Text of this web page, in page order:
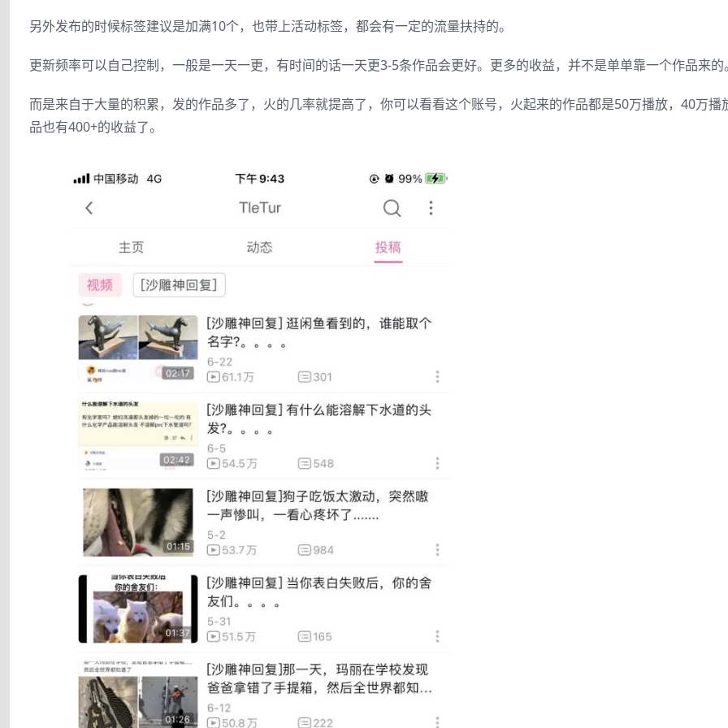
另外发布的时候标签建议是加满10个，也带上活动标签，都会有一定的流量扶持的。
更新频率可以自己控制，一般是一天一更，有时间的话一天更3-5条作品会更好。更多的收益，并不是单单靠一个作品来的。
而是来自于大量的积累，发的作品多了，火的几率就提高了，你可以看看这个账号，火起来的作品都是50万播放，40万播
品也有400+的收益了。